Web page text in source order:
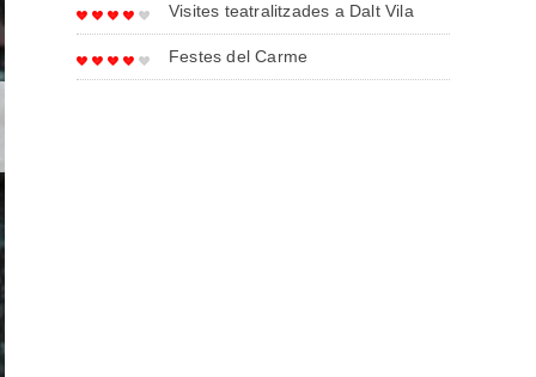
Visites teatralitzades a Dalt Vila
Festes del Carme